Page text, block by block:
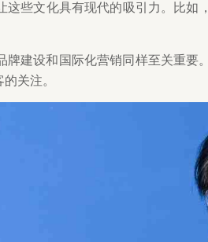
些文化具有现代的吸引力。比
建设和国际化营销同样至关重
关注。